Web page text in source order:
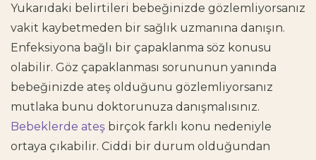
Yukarıdaki belirtileri bebeğinizde gözlemliyorsanız
vakit kaybetmeden bir sağlık uzmanına danışın.
Enfeksiyona bağlı bir çapaklanma söz konusu
olabilir. Göz çapaklanması sorununun yanında
bebeğinizde ateş olduğunu gözlemliyorsanız
mutlaka bunu doktorunuza danışmalısınız.
Bebeklerde ateş birçok farklı konu nedeniyle
ortaya çıkabilir. Ciddi bir durum olduğundan